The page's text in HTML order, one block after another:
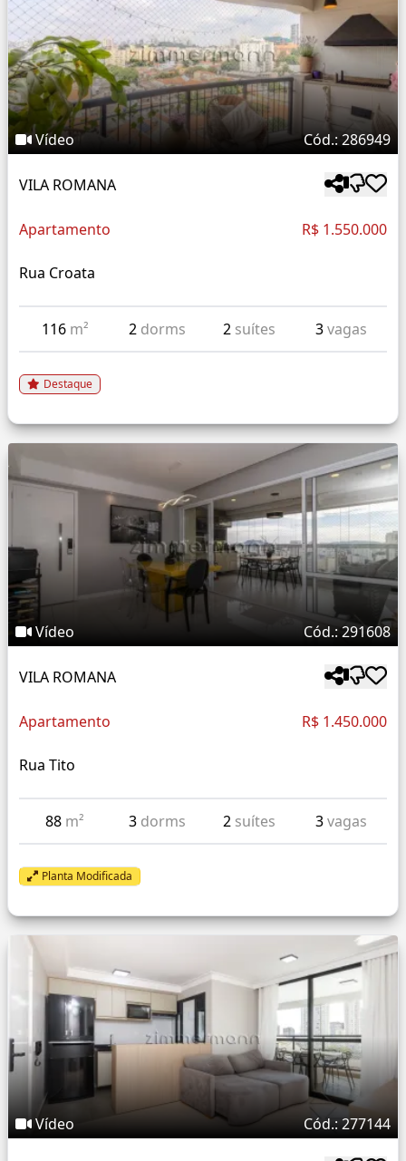
Vídeo Cód.: 286949
VILA ROMANA
Apartamento R$ 1.550.000
Rua Croata
116 m² 2 dorms 2 suítes 3vagas
Destaque
Vídeo Cód.: 291608
VILA ROMANA
Apartamento R$ 1.450.000
Rua Tito
88 m² 3 dorms 2 suítes 3vagas
Planta Modificada
Vídeo Cód.: 277144